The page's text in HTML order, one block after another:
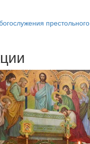
престольного